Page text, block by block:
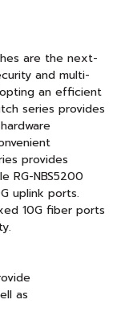
are the next-
and multi-
an efficient
series provides
provides
RG-NBS5200
uplink ports.
10G fiber ports
as